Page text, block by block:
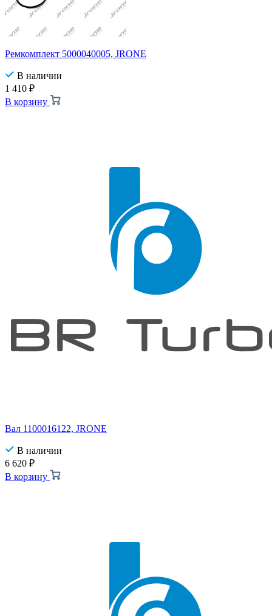
Ремкомплект 5000040005, JRONE
В наличии
1 410 ₽
В корзину
Вал 1100016122, JRONE
В наличии
6 620 ₽
В корзину